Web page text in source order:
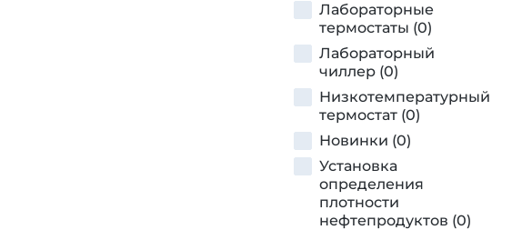
Лабораторные
термостаты (0)
Лабораторный
чиллер (0)
Низкотемпературный
термостат (0)
Новинки (0)
Установка
определения
плотности
нефтепродуктов (0)